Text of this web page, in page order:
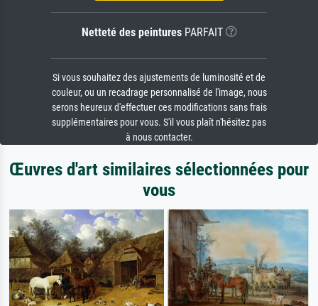
Netteté des peinturesPARFAIT
Si vous souhaitez des ajustements de luminosité et de
couleur, ou un recadrage personnalisé de l'image, nous
serons heureux d'effectuer ces modifications sans frais
supplémentaires pour vous. S'il vous plaît n'hésitez pas
à nous contacter.
Œuvres d'art similaires sélectionnées pour
vous